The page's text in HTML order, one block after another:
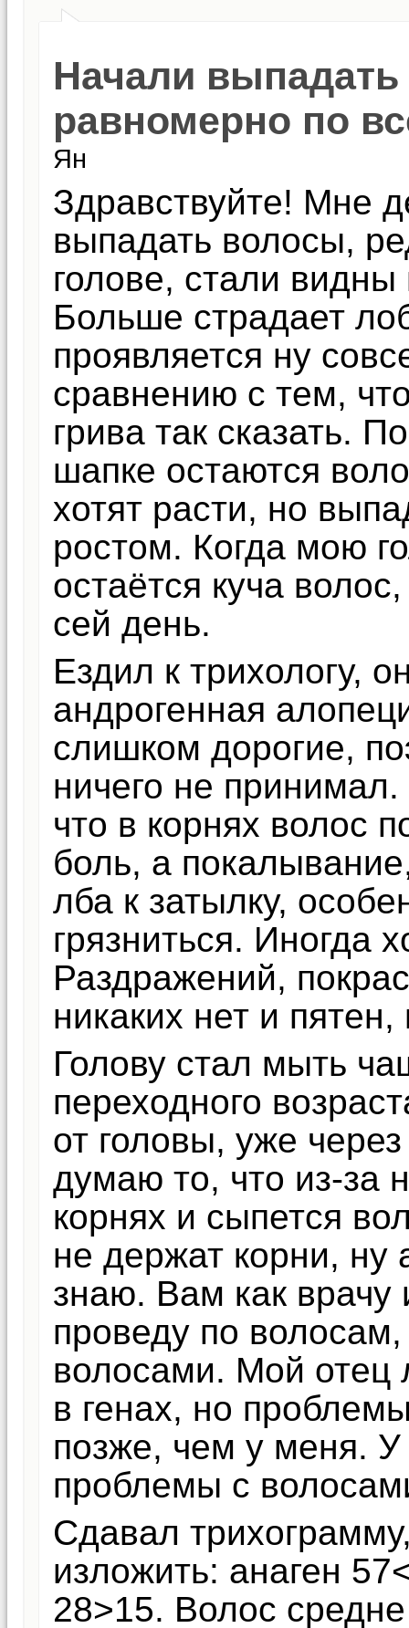
Начали
равномерно по
Ян
Здравствуйте! Мне
выпадать волосы,
голове, стали
Больше страдает
проявляется ну
сравнению с тем,
грива так сказать.
шапке остаются
хотят расти, но
ростом. Когда мою
остаётся куча
сей день.
Ездил к трихологу,
андрогенная
слишком дорогие,
ничего не
что в корнях волос
боль, а
лба к затылку,
грязниться. Иногда
Раздражений,
никаких нет и пятен,
Голову стал мыть
переходного
от головы, уже
думаю то, что из-за
корнях и сыпется
не держат корни,
знаю. Вам как врачу
проведу по
волосами. Мой отец
в генах, но
позже, чем у меня.
проблемы с
Сдавал
изложить: анаген
28˃15. Волос